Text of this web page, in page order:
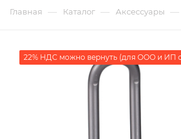
Главная — Каталог — Аксессуары —
22% НДС можно вернуть (для ООО и ИП